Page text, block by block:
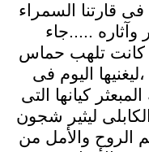
قارتنا السمراء
وآثاره .....جاء
كانت تلهب حماس
اليوم فى
كيانها التى
ليثير شجون
الروح والأمل من